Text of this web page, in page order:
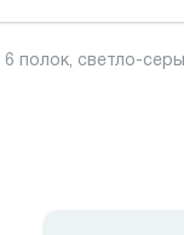
полок, светло-